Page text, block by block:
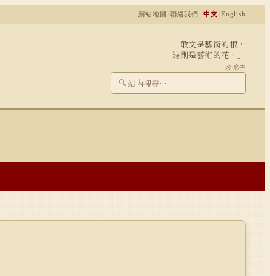
網站地圖 ·聯絡我們 中文·English
「敢文是藝術的根，
詩則是藝術的花。」
— 余光中
🔍